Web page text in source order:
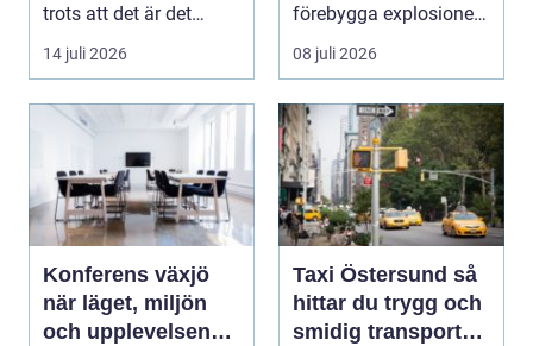
trots att det är det
f&oum...
14 juli 2026
förebygga explosioner i
arbetsmiljöer ...
08 juli 2026
Konferens växjö
när läget, miljön
och upplevelsen
Taxi Östersund så
hittar du trygg och
smidig transport